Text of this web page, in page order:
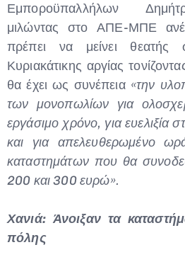
Εμποροϋπαλλήλων
μιλώντας στο ΑΠΕ-ΜΠΕ
πρέπει να μείνει θεατής
Κυριακάτικης αργίας
θα έχει ως συνέπεια «την
των μονοπωλίων για
εργάσιμο χρόνο, για ευελιξία
και για απελευθερωμένο
καταστημάτων που θα
200 και 300 ευρώ».
Χανιά: Άνοιξαν τα
πόλης